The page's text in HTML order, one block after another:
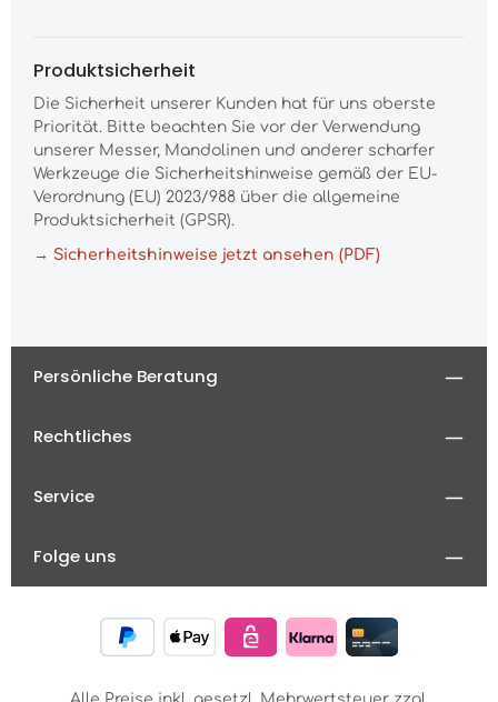
Produktsicherheit
Die Sicherheit unserer Kunden hat für uns oberste
Priorität. Bitte beachten Sie vor der Verwendung
unserer Messer, Mandolinen und anderer scharfer
Werkzeuge die Sicherheitshinweise gemäß der EU-
Verordnung (EU) 2023/988 über die allgemeine
Produktsicherheit (GPSR).
→ Sicherheitshinweise jetzt ansehen (PDF)
Persönliche Beratung
Rechtliches
Service
Folge uns